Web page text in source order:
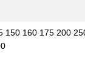
150 160 175 200